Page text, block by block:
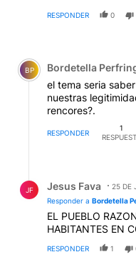
salvado de
Corona. Y
contra EEUU pero
una fortuna por el
Ferrocarril
mismo Perón que
los Rockefeller.
desastre que
RESPONDER 0
Comentario de
BP Bordetella
el tema seria
nuestras
rencores?.
RESPONDER
1
JF Jesus Fava
25 DE
Responder a Bordetella
EL PUEBLO
HABITANTES EN
RESPONDER 1